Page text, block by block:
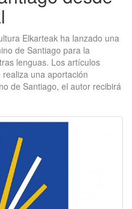
Elkarteak ha lanzado una
de Santiago para la
lenguas. Los artículos
una aportación
de Santiago, el autor recibirá